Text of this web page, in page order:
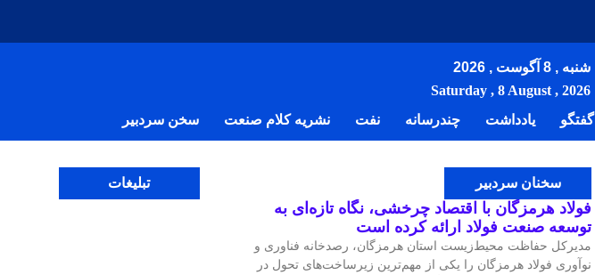
شنبه , 8 آگوست , 2026
Saturday , 8 August , 2026
گفتگو یادداشت چندرسانه نفت نشریه کلام صنعت سخن سردبیر
سخنان سردبیر
فولاد هرمزگان با اقتصاد چرخشی، نگاه تازه‌ای به
توسعه صنعت فولاد ارائه کرده است
مدیرکل حفاظت محیط‌زیست استان هرمزگان، رصدخانه فناوری و
نوآوری فولاد هرمزگان را یکی از مهم‌ترین زیرساخت‌های تحول در
تبلیغات